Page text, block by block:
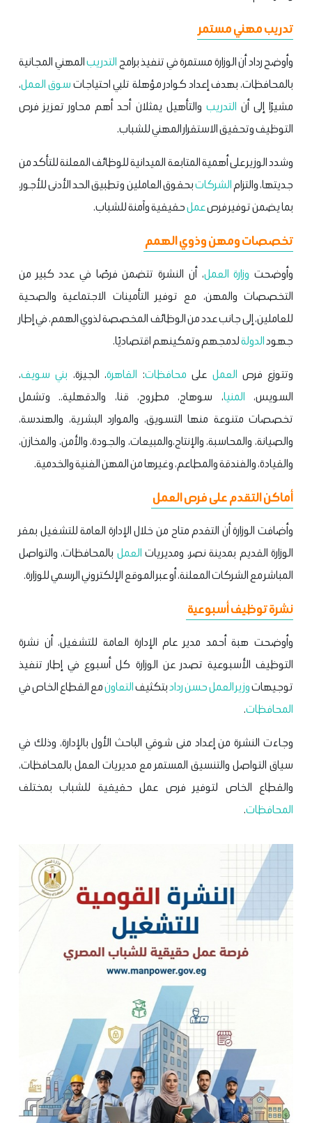
تدريب مهني مستمر
وأوضح رداد أن الوزارة مستمرة في تنفيذ برامج التدريبالمهني المجانية
بالمحافظات، بهدف إعداد كوادر مؤهلة تلبي احتياجاتسوق العمل،
مشيرًا إلى أن التدريب والتأهيل يمثلان أحد أهم محاور تعزيز فرص
التوظيف وتحقيق الاستقرار المهني للشباب.
وشدد الوزير على أهمية المتابعة الميدانية للوظائف المعلنة للتأكد من
جديتها، والتزامالشركاتبحقوق العاملين وتطبيق الحد الأدنى للأجور،
بما يضمن توفير فرصعملحقيقية وآمنة للشباب.
تخصصات ومهن وذوي الهمم
وأوضحت وزارة العمل، أن النشرة تتضمن فرصًا في عدد كبير من
التخصصات والمهن، مع توفير التأمينات الاجتماعية والصحية
للعاملين، إلى جانب عدد من الوظائف المخصصة لذوي الهمم، في إطار
جهودالدولةلدمجهم وتمكينهم اقتصاديًا.
وتتوزع فرص العمل على محافظات: القاهرة، الجيزة، بني سويف،
السويس، المنيا، سوهاج، مطروح، قنا، والدقهلية.. وتشمل
تخصصات متنوعة منها التسويق، والموارد البشرية، والهندسة،
والصيانة، والمحاسبة، والإنتاج،والمبيعات، والجودة، والأمن، والمخازن،
والقيادة، والفندقة والمطاعم، وغيرها من المهن الفنية والخدمية.
أماكن التقدم على فرص العمل
وأضافت الوزارة أن التقدم متاح من خلال الإدارة العامة للتشغيل بمقر
الوزارة القديم بمدينة نصر، ومديريات العمل بالمحافظات، والتواصل
المباشر مع الشركات المعلنة، أو عبر الموقع الإلكتروني الرسمي للوزارة.
نشرة توظيف أسبوعية
وأوضحت هبة أحمد مدير عام الإدارة العامة للتشغيل، أن نشرة
التوظيف الأسبوعية تصدر عن الوزارة كل أسبوع في إطار تنفيذ
توجيهاتوزير العمل حسن ردادبتكثيفالتعاونمع القطاع الخاص في
المحافظات.
وجاءت النشرة من إعداد منى شوقي الباحث الأول بالإدارة، وذلك في
سياق التواصل والتنسيق المستمر مع مديريات العمل بالمحافظات،
والقطاع الخاص لتوفير فرص عمل حقيقية للشباب بمختلف
المحافظات.